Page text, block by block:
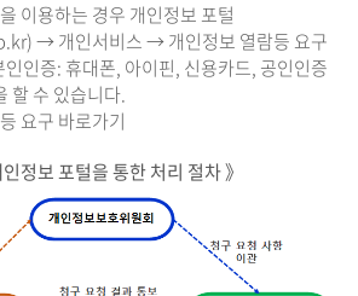
이용하는 경우 개인정보 포털
→ 개인서비스 → 개인정보 열람등 요구
인증: 휴대폰, 아이핀, 신용카드, 공인인증
할 수 있습니다.
요구 바로가기
인정보 포털을 통한 처리 절차 》